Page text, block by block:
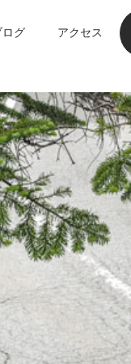
ログ アクセス